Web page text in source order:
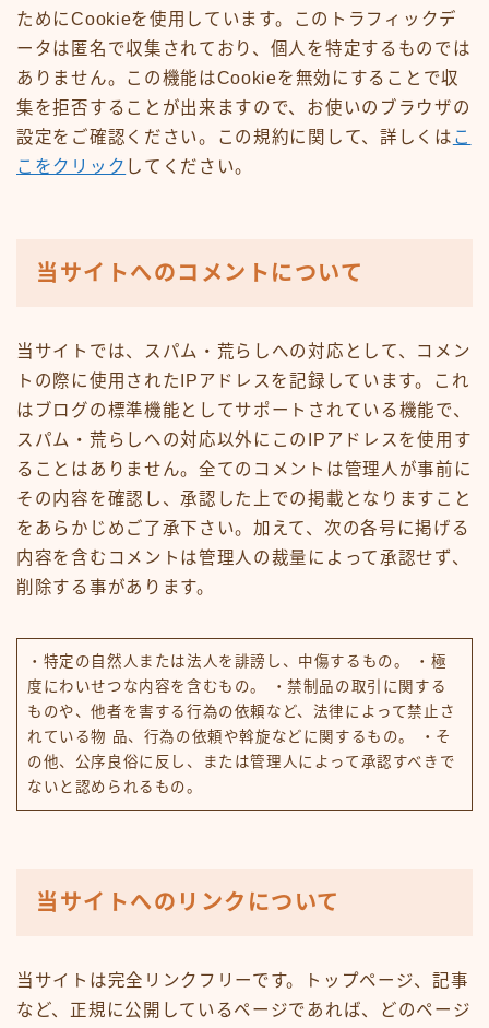
ためにCookieを使用しています。このトラフィックデ
ータは匿名で収集されており、個人を特定するものでは
ありません。この機能はCookieを無効にすることで収
集を拒否することが出来ますので、お使いのブラウザの
設定をご確認ください。この規約に関して、詳しくは こ
こをクリック してください。
当サイトへのコメントについて
当サイトでは、スパム・荒らしへの対応として、コメン
トの際に使用されたIPアドレスを記録しています。これ
はブログの標準機能としてサポートされている機能で、
スパム・荒らしへの対応以外にこのIPアドレスを使用す
ることはありません。全てのコメントは管理人が事前に
その内容を確認し、承認した上での掲載となりますこと
をあらかじめご了承下さい。加えて、次の各号に掲げる
内容を含むコメントは管理人の裁量によって承認せず、
削除する事があります。
・特定の自然人または法人を誹謗し、中傷するもの。 ・極
度にわいせつな内容を含むもの。 ・禁制品の取引に関する
ものや、他者を害する行為の依頼など、法律によって禁止さ
れている物 品、行為の依頼や斡旋などに関するもの。 ・そ
の他、公序良俗に反し、または管理人によって承認すべきで
ないと認められるもの。
当サイトへのリンクについて
当サイトは完全リンクフリーです。トップページ、記事
など、正規に公開しているページであれば、どのページ